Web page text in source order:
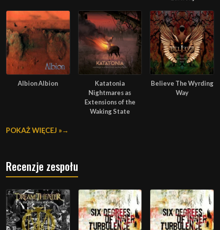
Albion Albion
Katatonia
Nightmares as
Extensions of the
Waking State
Believe The Wyrding
Way
POKAŻ WIĘCEJ »
Recenzje zespołu